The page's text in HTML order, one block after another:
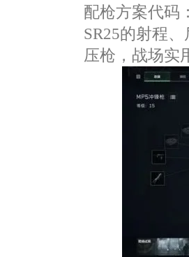
配枪方案代码
SR25的射程
压枪，战场实